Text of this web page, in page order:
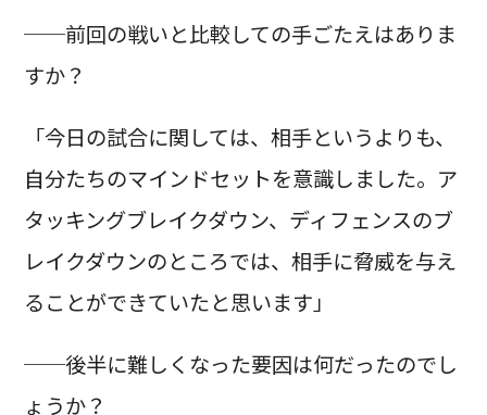
──前回の戦いと比較しての手ごたえはありま
すか？
「今日の試合に関しては、相手というよりも、
自分たちのマインドセットを意識しました。ア
タッキングブレイクダウン、ディフェンスのブ
レイクダウンのところでは、相手に脅威を与え
ることができていたと思います」
──後半に難しくなった要因は何だったのでし
ょうか？